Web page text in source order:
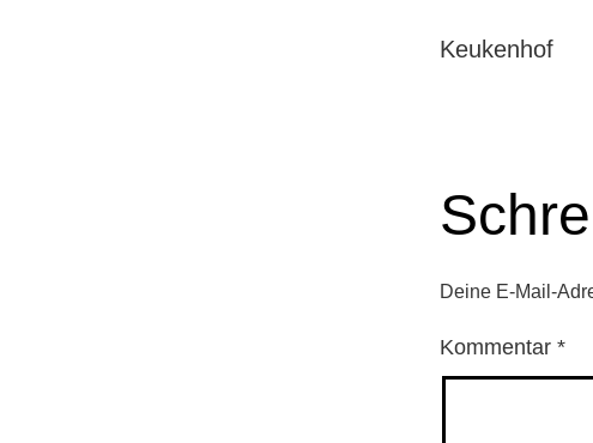
Keukenhof
Deine E-Mail-
Kommentar *